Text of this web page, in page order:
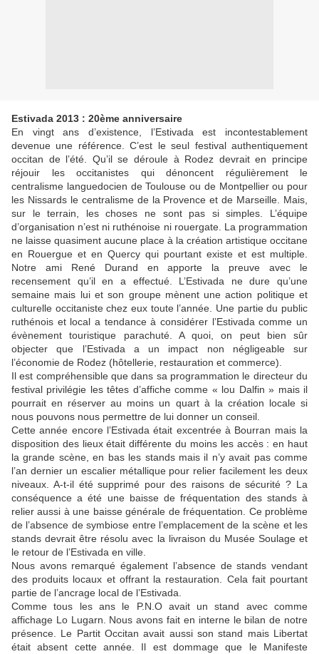
Estivada 2013 : 20ème anniversaire
En vingt ans d’existence, l’Estivada est incontestablement
devenue une référence. C’est le seul festival authentiquement
occitan de l’été. Qu’il se déroule à Rodez devrait en principe
réjouir les occitanistes qui dénoncent régulièrement le
centralisme languedocien de Toulouse ou de Montpellier ou pour
les Nissards le centralisme de la Provence et de Marseille. Mais,
sur le terrain, les choses ne sont pas si simples. L’équipe
d’organisation n’est ni ruthénoise ni rouergate. La programmation
ne laisse quasiment aucune place à la création artistique occitane
en Rouergue et en Quercy qui pourtant existe et est multiple.
Notre ami René Durand en apporte la preuve avec le
recensement qu’il en a effectué. L’Estivada ne dure qu’une
semaine mais lui et son groupe mènent une action politique et
culturelle occitaniste chez eux toute l’année. Une partie du public
ruthénois et local a tendance à considérer l’Estivada comme un
évènement touristique parachuté. A quoi, on peut bien sûr
objecter que l’Estivada a un impact non négligeable sur
l’économie de Rodez (hôtellerie, restauration et commerce).
Il est compréhensible que dans sa programmation le directeur du
festival privilégie les têtes d’affiche comme « lou Dalfin » mais il
pourrait en réserver au moins un quart à la création locale si
nous pouvons nous permettre de lui donner un conseil.
Cette année encore l’Estivada était excentrée à Bourran mais la
disposition des lieux était différente du moins les accès : en haut
la grande scène, en bas les stands mais il n’y avait pas comme
l’an dernier un escalier métallique pour relier facilement les deux
niveaux. A-t-il été supprimé pour des raisons de sécurité ? La
conséquence a été une baisse de fréquentation des stands à
relier aussi à une baisse générale de fréquentation. Ce problème
de l’absence de symbiose entre l’emplacement de la scène et les
stands devrait être résolu avec la livraison du Musée Soulage et
le retour de l’Estivada en ville.
Nous avons remarqué également l’absence de stands vendant
des produits locaux et offrant la restauration. Cela fait pourtant
partie de l’ancrage local de l’Estivada.
Comme tous les ans le P.N.O avait un stand avec comme
affichage Lo Lugarn. Nous avons fait en interne le bilan de notre
présence. Le Partit Occitan avait aussi son stand mais Libertat
était absent cette année. Il est dommage que le Manifeste